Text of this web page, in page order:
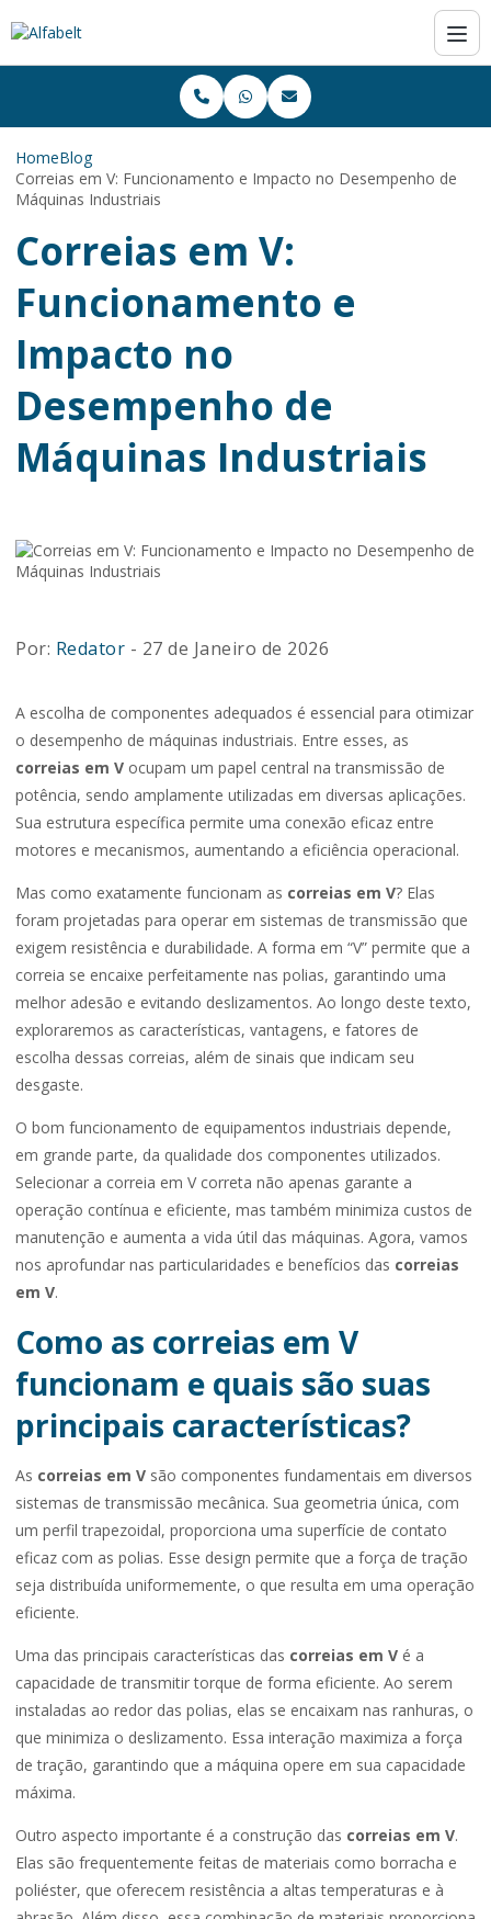
HomeBlog
Correias em V: Funcionamento e Impacto no Desempenho de
Máquinas Industriais
Correias em V:
Funcionamento e
Impacto no
Desempenho de
Máquinas Industriais
Por: Redator - 27 de Janeiro de 2026
A escolha de componentes adequados é essencial para otimizar
o desempenho de máquinas industriais. Entre esses, as
correias em V ocupam um papel central na transmissão de
potência, sendo amplamente utilizadas em diversas aplicações.
Sua estrutura específica permite uma conexão eficaz entre
motores e mecanismos, aumentando a eficiência operacional.
Mas como exatamente funcionam as correias em V? Elas
foram projetadas para operar em sistemas de transmissão que
exigem resistência e durabilidade. A forma em “V” permite que a
correia se encaixe perfeitamente nas polias, garantindo uma
melhor adesão e evitando deslizamentos. Ao longo deste texto,
exploraremos as características, vantagens, e fatores de
escolha dessas correias, além de sinais que indicam seu
desgaste.
O bom funcionamento de equipamentos industriais depende,
em grande parte, da qualidade dos componentes utilizados.
Selecionar a correia em V correta não apenas garante a
operação contínua e eficiente, mas também minimiza custos de
manutenção e aumenta a vida útil das máquinas. Agora, vamos
nos aprofundar nas particularidades e benefícios das correias
em V.
Como as correias em V
funcionam e quais são suas
principais características?
As correias em V são componentes fundamentais em diversos
sistemas de transmissão mecânica. Sua geometria única, com
um perfil trapezoidal, proporciona uma superfície de contato
eficaz com as polias. Esse design permite que a força de tração
seja distribuída uniformemente, o que resulta em uma operação
eficiente.
Uma das principais características das correias em V é a
capacidade de transmitir torque de forma eficiente. Ao serem
instaladas ao redor das polias, elas se encaixam nas ranhuras, o
que minimiza o deslizamento. Essa interação maximiza a força
de tração, garantindo que a máquina opere em sua capacidade
máxima.
Outro aspecto importante é a construção das correias em V.
Elas são frequentemente feitas de materiais como borracha e
poliéster, que oferecem resistência a altas temperaturas e à